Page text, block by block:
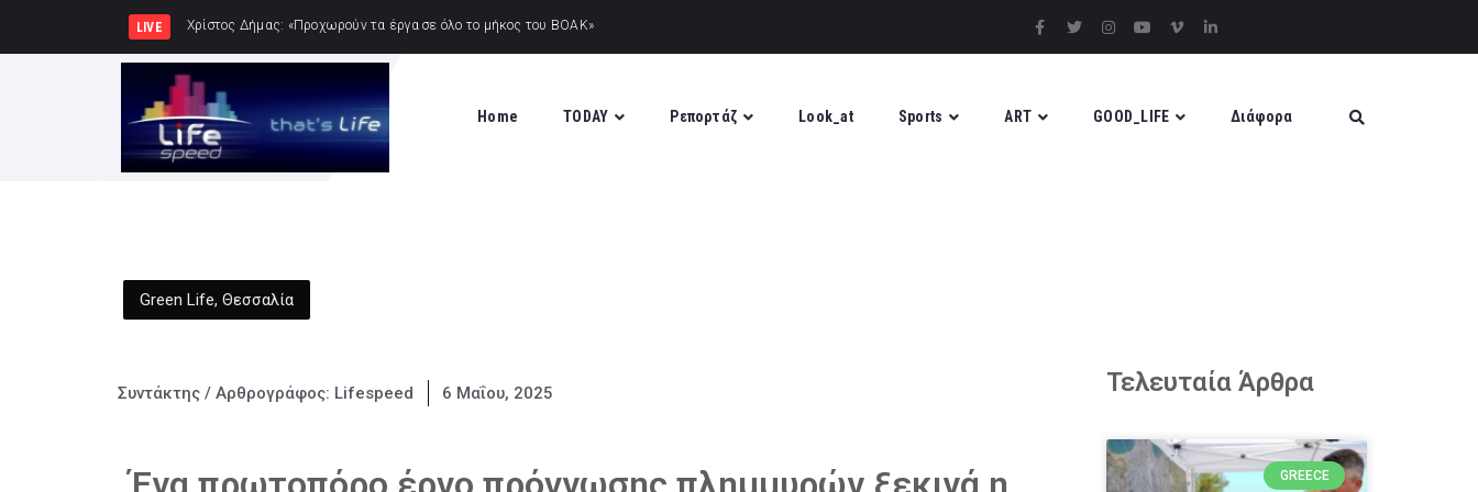
LIVE Η υπόθεση εξαφάνι
Home TODAY Ρεπορτάζ Look_at Sports ART GOOD_LIFE Διάφορα
Green Life, Θεσσαλία
Συντάκτης / Αρθρογράφος: Lifespeed 6 Μαΐου, 2025 Τελευταία Άρθρα
GREECE